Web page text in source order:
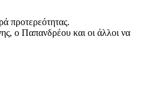
προτερεότητας.
ο Παπανδρέου και οι άλλοι να